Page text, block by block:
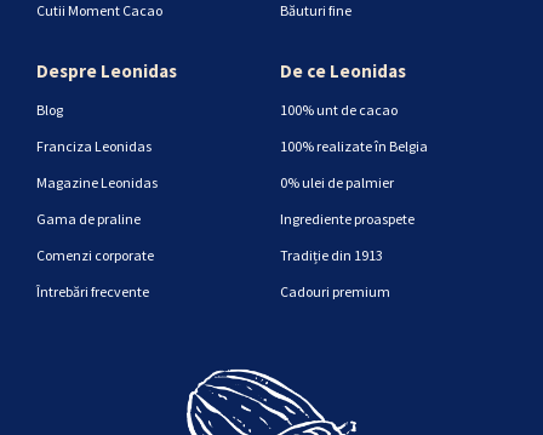
Cutii Moment Cacao
Băuturi fine
Despre Leonidas
Blog
Franciza Leonidas
Magazine Leonidas
Gama de praline
Comenzi corporate
Întrebări frecvente
De ce Leonidas
100% unt de cacao
100% realizate în Belgia
0% ulei de palmier
Ingrediente proaspete
Tradiție din 1913
Cadouri premium